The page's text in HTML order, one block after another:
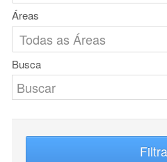
Áreas
Busca